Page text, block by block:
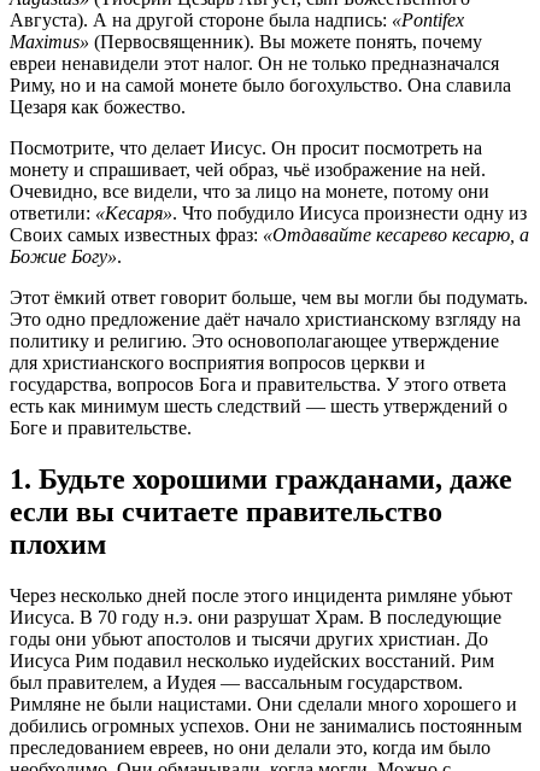
Августа). А на другой стороне была надпись: «Pontifex
Maximus» (Первосвященник). Вы можете понять, почему
евреи ненавидели этот налог. Он не только предназначался
Риму, но и на самой монете было богохульство. Она славила
Цезаря как божество.
Посмотрите, что делает Иисус. Он просит посмотреть на
монету и спрашивает, чей образ, чьё изображение на ней.
Очевидно, все видели, что за лицо на монете, потому они
ответили: «Кесаря». Что побудило Иисуса произнести одну из
Своих самых известных фраз: «Отдавайте кесарево кесарю, а
Божие Богу».
Этот ёмкий ответ говорит больше, чем вы могли бы подумать.
Это одно предложение даёт начало христианскому взгляду на
политику и религию. Это основополагающее утверждение
для христианского восприятия вопросов церкви и
государства, вопросов Бога и правительства. У этого ответа
есть как минимум шесть следствий — шесть утверждений о
Боге и правительстве.
1. Будьте хорошими гражданами, даже
если вы считаете правительство
плохим
Через несколько дней после этого инцидента римляне убьют
Иисуса. В 70 году н.э. они разрушат Храм. В последующие
годы они убьют апостолов и тысячи других христиан. До
Иисуса Рим подавил несколько иудейских восстаний. Рим
был правителем, а Иудея — вассальным государством.
Римляне не были нацистами. Они сделали много хорошего и
добились огромных успехов. Они не занимались постоянным
преследованием евреев, но они делали это, когда им было